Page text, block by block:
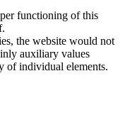
functioning of this
the website would not
auxiliary values
of individual elements.